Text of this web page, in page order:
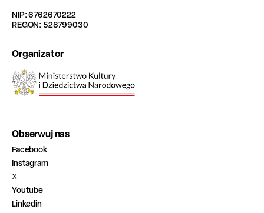
NIP: 6762670222
REGON: 528799030
Organizator
Obserwuj nas
Facebook
Instagram
X
Youtube
Linkedin